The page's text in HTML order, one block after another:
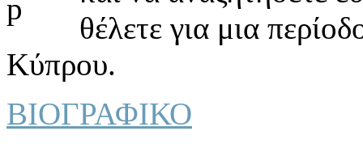
θέλετε για μια
Κύπρου.
ΒΙΟΓΡΑΦΙΚΟ